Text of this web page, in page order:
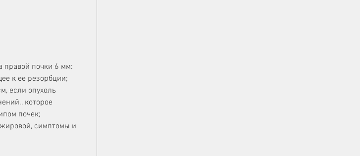
к ее резорбции;
если опухоль
которое
почек;
жировой, симптомы и